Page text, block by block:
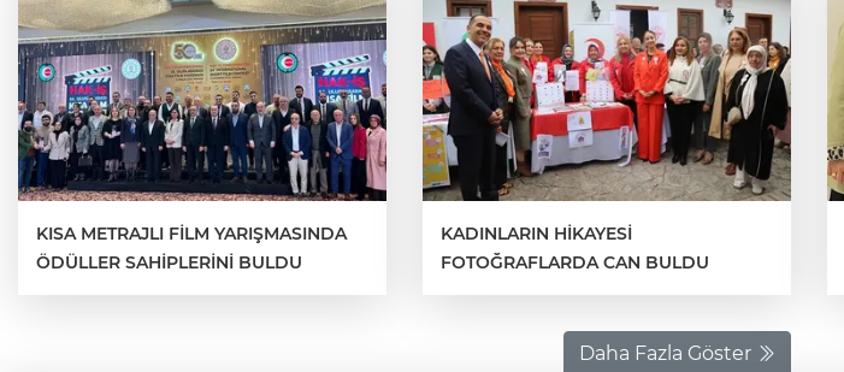
KISA METRAJLI FİLM YARIŞMASINDA
ÖDÜLLER SAHİPLERİNİ BULDU
KADINLARIN HİKAYESİ
FOTOĞRAFLARDA CAN BULDU
Daha Fazla Göster